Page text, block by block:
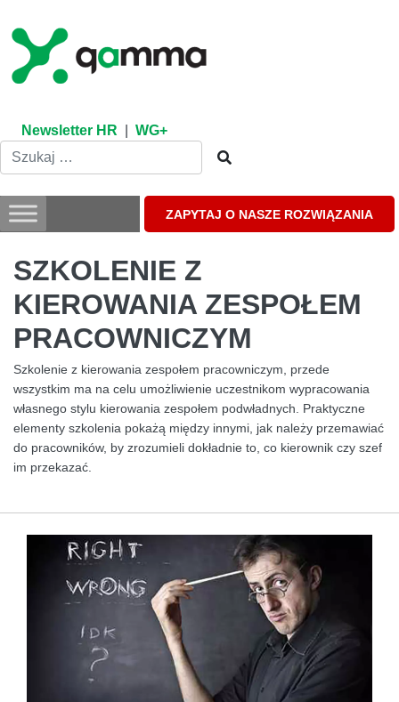
content
Newsletter HR WG+
ZAPYTAJ O NASZE ROZWIĄZANIA
SZKOLENIE Z
KIEROWANIA ZESPOŁEM
PRACOWNICZYM
Szkolenie z kierowania zespołem pracowniczym, przede
wszystkim ma na celu umożliwienie uczestnikom wypracowania
własnego stylu kierowania zespołem podwładnych. Praktyczne
elementy szkolenia pokażą między innymi, jak należy przemawiać
do pracowników, by zrozumieli dokładnie to, co kierownik czy szef
im przekazać.